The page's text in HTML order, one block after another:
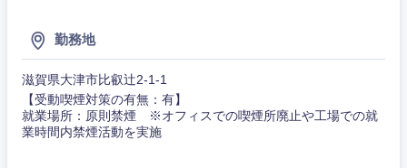
勤務地
滋賀県大津市比叡辻2-1-1
【受動喫煙対策の有無：有】
就業場所：原則禁煙 ※オフィスでの喫煙所廃止や工場での就
業時間内禁煙活動を実施
その他
神奈川県